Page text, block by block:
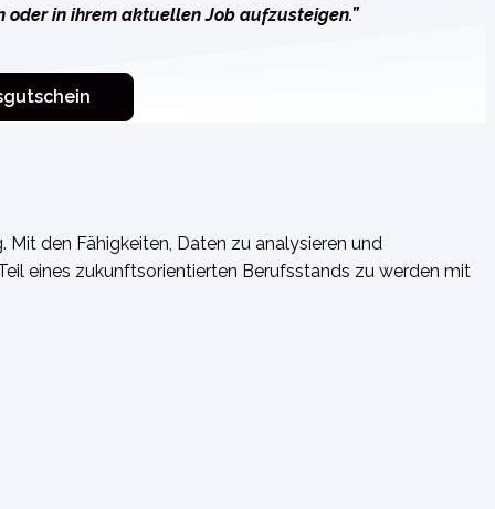
oder in ihrem aktuellen Job aufzusteigen.”
den Fähigkeiten, Daten zu analysieren und
eines zukunftsorientierten Berufsstands zu werden mit